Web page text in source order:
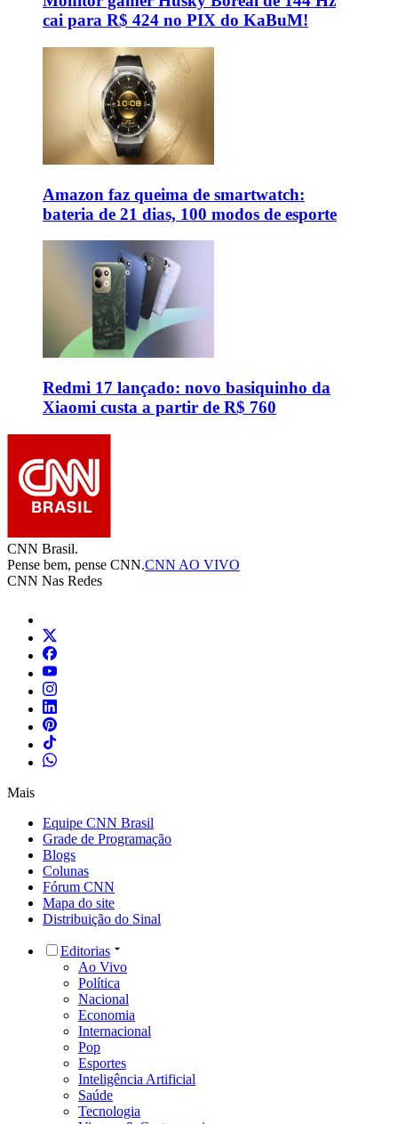
cai para R$ 424 no PIX do KaBuM!
Amazon faz queima de smartwatch:
bateria de 21 dias, 100 modos de esporte
Redmi 17 lançado: novo basiquinho da
Xiaomi custa a partir de R$ 760
CNN Brasil.
Pense bem, pense CNN.CNN AO VIVO
CNN Nas Redes
Mais
Equipe CNN Brasil
Grade de Programação
Blogs
Colunas
Fórum CNN
Mapa do site
Distribuição do Sinal
Editorias
Ao Vivo
Política
Nacional
Economia
Internacional
Pop
Esportes
Inteligência Artificial
Saúde
Tecnologia